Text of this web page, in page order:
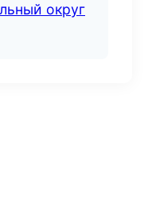
округ